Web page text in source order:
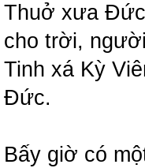
Thuở xưa
cho trời,
Tinh xá Kỳ
Đức.
Bấy giờ có